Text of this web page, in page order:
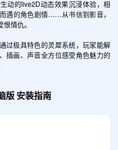
动的live2D动态效果沉浸体验，相
遇的角色剧情……从书信到影音，
情仇。
过极具特色的灵犀系统，玩家能解
插画、声音全方位感受角色魅力的
版 安装指南